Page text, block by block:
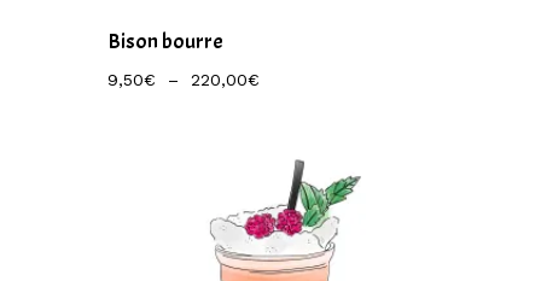
Bison bourre
9,50€ – 220,00€
220,00€